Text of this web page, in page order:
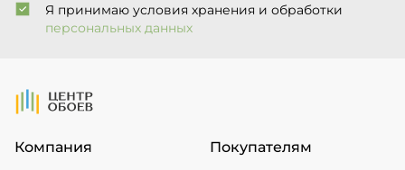
Я принимаю условия хранения и обработки
персональных данных
На Главную
Компания Покупателям